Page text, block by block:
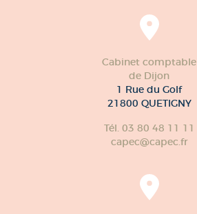
Cabinet comptable
de Dijon
1 Rue du Golf
21800 QUETIGNY
Tél. 03 80 48 11 11
capec@capec.fr